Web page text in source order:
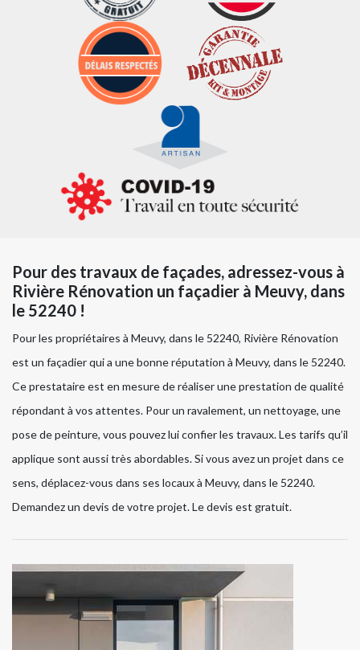
Pour des travaux de façades, adressez-vous à
Rivière Rénovation un façadier à Meuvy, dans
le 52240 !
Pour les propriétaires à Meuvy, dans le 52240, Rivière Rénovation
est un façadier qui a une bonne réputation à Meuvy, dans le 52240.
Ce prestataire est en mesure de réaliser une prestation de qualité
répondant à vos attentes. Pour un ravalement, un nettoyage, une
pose de peinture, vous pouvez lui confier les travaux. Les tarifs qu’il
applique sont aussi très abordables. Si vous avez un projet dans ce
sens, déplacez-vous dans ses locaux à Meuvy, dans le 52240.
Demandez un devis de votre projet. Le devis est gratuit.